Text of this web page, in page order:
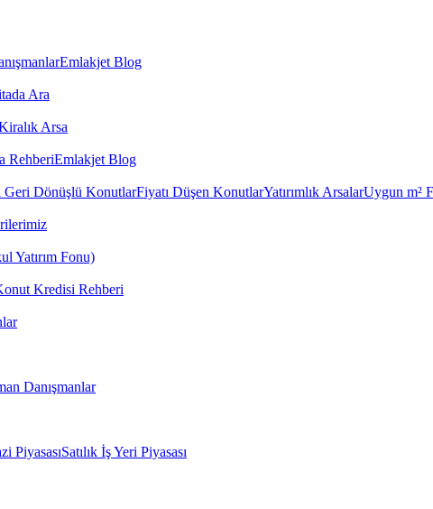
Emlakjet Blog
Ara
Arsa
RehberiEmlakjet Blog
Geri Dönüşlü KonutlarFiyatı Düşen KonutlarYatırımlık ArsalarUygun m²
Yatırım Fonu)
Kredisi Rehberi
Danışmanlar
PiyasasıSatılık İş Yeri Piyasası